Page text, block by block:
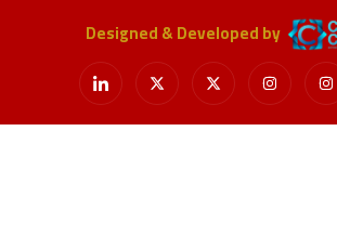
Designed & Developed by